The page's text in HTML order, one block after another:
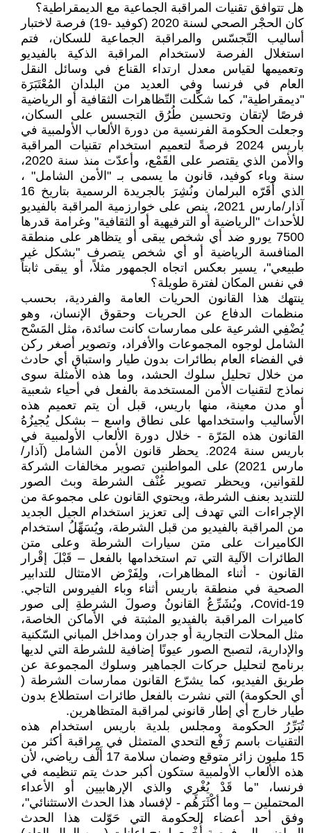
هل تتوافق تقنيات المراقبة الجماعية مع الديمقراطية؟
كان الحجْر الصحي لسنة 2020 (كوفيد -19) فرصة لاختبار
أساليب التّجسّس والمراقبة الجماعية للسكان، فتم
استغلال الفرصة لاستخدام المراقبة الذكية بالفيديو
وتعميمها لقياس معدل ارتداء القناع في وسائل النقل
العام في فرنسا وفي العديد من البلدان المُعْتَبَرَة
"ديمقراطية"، كما شكّلت التّظاهرات الثقافية أو الرياضية
فرصًا لإتقان وتحسين طُرُق التجسس على السكان،
وجعلت الحكومة الفرنسية من دورة الألعاب الأولمبية في
باريس 2024 فرصةً لتعميم استخدام تقنيات المراقبة
والأمن الذي يقتصر على القَمْع، وأعدّت منذ سنة 2020،
سنة وباء كوفيد، قانون ما يسمى بـ "الأمن الشامل" ،
الذي أَقَرّه البرلمان ونُشِرَ بالجريدة الرسمية بتاريخ 16
آذار/مارس 2021، ينص على خوارزمية المراقبة بالفيديو
للأحداث "الرياضية أو الترفيهية أو الثقافية" وغرامة قدرها
7500 يورو ضد أي شخص يبقى أو يتظاهر على منطقة
المنافسة الرياضية أو أي شخص يتصرف "بشكل غير
طبيعي"، يسير بعكس اتجاه الجمهور مثلاً، أو يبقى ثابتاً
في نفس المكان لفترة طويلة؟
ينتهك هذا القانون الحريات العامة والفردية، بحسب
منظمات الدفاع عن الحريات وحقوق الإنسان، وهو
يُضْفِي الشرعية على ممارسات كانت سائدة، مثل المَسْح
الشامل لوجوه المجموعات والأفراد، وتصوير أصغر ركن
في الفضاء العام بطائرات بدون طيار واستباق أي حادث
من خلال تحليل سلوك الحشد، وما هذه الأمثلة سوى
نماذج لتقنيات الأمن المستخدمة بالفعل في أحياء شعبية
أو مدن معينة، منها باريس، قبل أن يتم تعميم هذه
الأساليب واستخدامها على نطاق واسع – بشكل يُجيزُهُ
القانون هذه المَرّة - خلال دورة الألعاب الأولمبية في
باريس سنة 2024. يحظر قانون الأمن الشامل (آذار/
مارس 2021) على المواطنين تصوير مخالفات الشركة
للقوانين، ويحظر تصوير عُنْف الشرطة وبث الصور
للتنديد بعنف الشرطة، ويحتوي القانون على مجموعة من
الإجراءات التي تهدف إلى تعزيز استخدام الجيل الجديد
من المراقبة بالفيديو من قبل الشرطة، ويُسَهِّلُ استخدام
الكاميرات على متن سيارات الشرطة وعلى متن
الطائرات الآلية التي تم استخدامها بالفعل – قَبْلَ إقْرار
القانون - أثناء المظاهرات، ولِفَرْض الامتثال للتدابير
الصحية في منطقة باريس أثناء وباء الفيروس التاجي.
Covid-19، ويُشَرِّعُ القانونُ وصولَ الشرطةِ إلى صور
كاميرات المراقبة بالفيديو المثبتة في الأماكن الخاصة،
مثل المحلات التجارية أو جدران ومداخل المباني السّكنية
والإدارية، لتصبح الصور عيونًا إضافية للشرطة التي لديها
برنامج لتحليل حركات الجماهير وسلوك المجموعة عن
طريق الفيديو، كما يشرّع القانون ممارسات الشرطة (
أي الحكومة) التي نشرت بالفعل طائرات استطلاع بدون
طيار خارج أي إطار قانوني لمراقبة المتظاهرين.
تُبَرِّرُ الحكومة ومجلس بلدية باريس استخدام هذه
التقنيات باسم رَفْع التحدي المتمثل في مراقبة أكثر من
15 مليون زائر متوقع وضمان سلامة 17 أَلْف رياضي، لأن
هذه الألعاب الأولمبية ستكون أكبر حدث يتم تنظيمه في
فرنسا، "ما قَدْ يُغْرِي والذي الإرهابيين أو الأعداء
المحتملين – وما أكْثَرَهُم - لإفساد هذا الحدث الاستثنائي"،
وفق أحد أعضاء الحكومة التي حَوّلت هذا الحدث